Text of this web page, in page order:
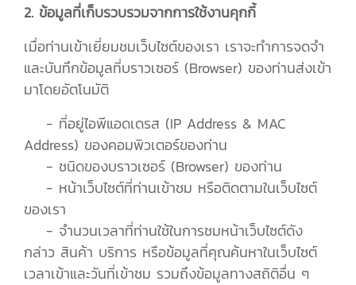
2. ข้อมูลที่เก็บรวบรวมจากการใช้งานคุกกี้
เมื่อท่านเข้าเยี่ยมชมเว็บไซต์ของเรา เราจะทำการจดจำ
และบันทึกข้อมูลที่บราวเซอร์ (Browser) ของท่านส่งเข้า
มาโดยอัตโนมัติ
- ที่อยู่ไอพีแอดเดรส (IP Address & MAC
Address) ของคอมพิวเตอร์ของท่าน
- ชนิดของบราวเซอร์ (Browser) ของท่าน
- หน้าเว็บไซต์ที่ท่านเข้าชม หรือติดตามในเว็บไซต์
ของเรา
- จำนวนเวลาที่ท่านใช้ในการชมหน้าเว็บไซต์ดัง
กล่าว สินค้า บริการ หรือข้อมูลที่คุณค้นหาในเว็บไซต์
เวลาเข้าและวันที่เข้าชม รวมถึงข้อมูลทางสถิติอื่น ๆ